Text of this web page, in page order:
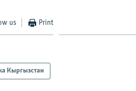
us Print
Кыргызстан